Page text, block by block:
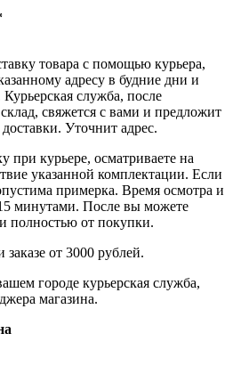
товара с помощью курьера,
адресу в будние дни и
служба, после
свяжется с вами и предложит
Уточнит адрес.
при курьере, осматриваете на
указанной комплектации. Если
примерка. Время осмотра и
минутами. После вы можете
полностью от покупки.
заказе от 3000 рублей.
городе курьерская служба,
магазина.